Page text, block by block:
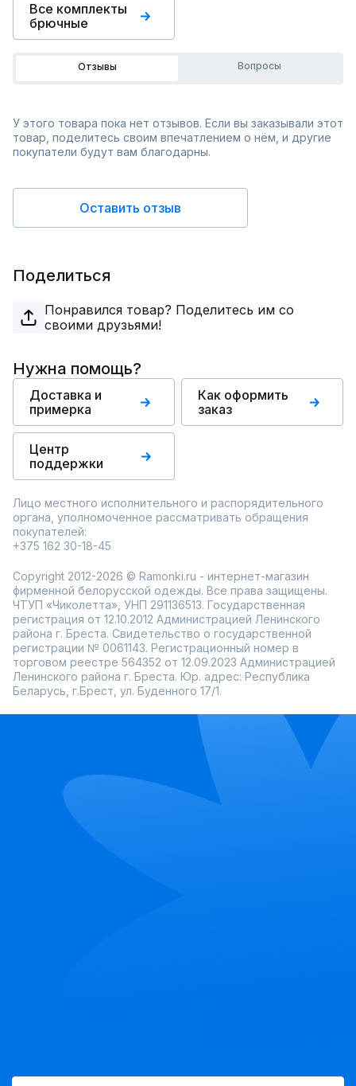
Все комплекты
брючные
Отзывы Вопросы
У этого товара пока нет отзывов. Если вы заказывали этот
товар, поделитесь своим впечатлением о нём, и другие
покупатели будут вам благодарны.
Оставить отзыв
Поделиться
Понравился товар? Поделитесь им со
своими друзьями!
Нужна помощь?
Доставка и
примерка
Как оформить
заказ
Центр
поддержки
Лицо местного исполнительного и распорядительного
органа, уполномоченное рассматривать обращения
покупателей:
+375 162 30-18-45
Copyright 2012-2026 © Ramonki.ru - интернет-магазин
фирменной белорусской одежды. Все права защищены.
ЧТУП «Чиколетта», УНП 291136513. Государственная
регистрация от 12.10.2012 Администрацией Ленинского
района г. Бреста. Свидетельство о государственной
регистрации № 0061143. Регистрационный номер в
торговом реестре 564352 от 12.09.2023 Администрацией
Ленинского района г. Бреста. Юр. адрес: Республика
Беларусь, г.Брест, ул. Буденного 17/1.